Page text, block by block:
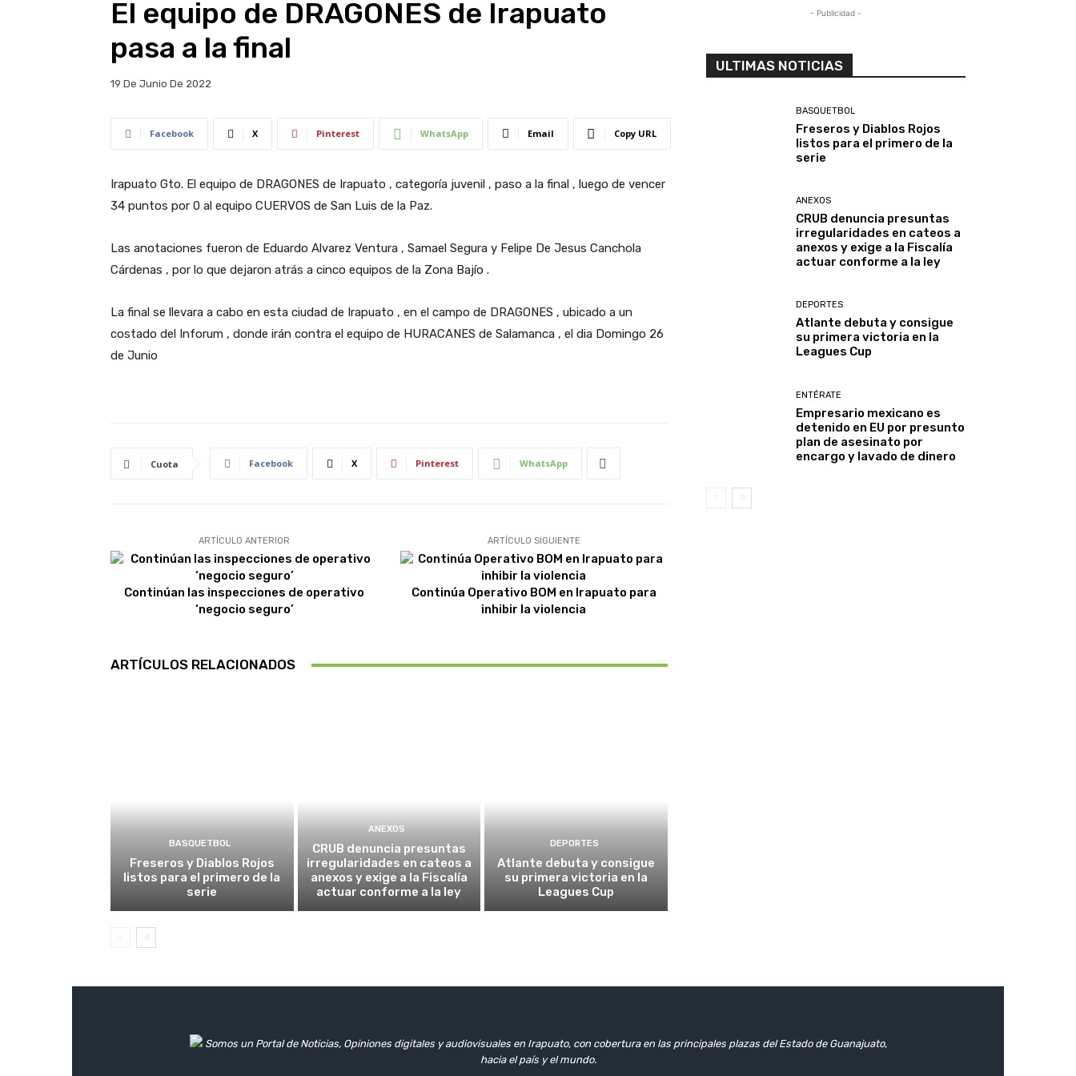
El equipo de DRAGONES de Irapuato
pasa a la final
19 De Junio De 2022
Facebook X Pinterest WhatsApp Email Copy URL
Irapuato Gto. El equipo de DRAGONES de Irapuato , categoría juvenil , paso a la final , luego de vencer
34 puntos por 0 al equipo CUERVOS de San Luis de la Paz.
Las anotaciones fueron de Eduardo Alvarez Ventura , Samael Segura y Felipe De Jesus Canchola
Cárdenas , por lo que dejaron atrás a cinco equipos de la Zona Bajío .
La final se llevara a cabo en esta ciudad de Irapuato , en el campo de DRAGONES , ubicado a un
costado del Inforum , donde irán contra el equipo de HURACANES de Salamanca , el dia Domingo 26
de Junio
Cuota Facebook X Pinterest WhatsApp
ARTÍCULO ANTERIOR
Continúan las inspecciones de operativo
‘negocio seguro’
ARTÍCULO SIGUIENTE
Continúa Operativo BOM en Irapuato para
inhibir la violencia
ARTÍCULOS RELACIONADOS
BASQUETBOL
Freseros y Diablos Rojos
listos para el primero de la
serie
ANEXOS
CRUB denuncia presuntas
irregularidades en cateos a
anexos y exige a la Fiscalía
actuar conforme a la ley
DEPORTES
Atlante debuta y consigue
su primera victoria en la
Leagues Cup
- Publicidad -
ULTIMAS NOTICIAS
BASQUETBOL
Freseros y Diablos Rojos
listos para el primero de la
serie
ANEXOS
CRUB denuncia presuntas
irregularidades en cateos a
anexos y exige a la Fiscalía
actuar conforme a la ley
DEPORTES
Atlante debuta y consigue
su primera victoria en la
Leagues Cup
ENTÉRATE
Empresario mexicano es
detenido en EU por presunto
plan de asesinato por
encargo y lavado de dinero
Somos un Portal de Noticias, Opiniones digitales y audiovisuales en Irapuato, con cobertura en las principales plazas del Estado de Guanajuato,
hacia el país y el mundo.